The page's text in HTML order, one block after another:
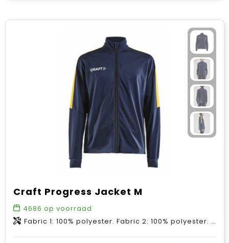
Craft Progress Jacket M
4686 op voorraad
Fabric 1: 100% polyester. Fabric 2: 100% polyester. Fabric 3: 90% polyester, 10% elastane.